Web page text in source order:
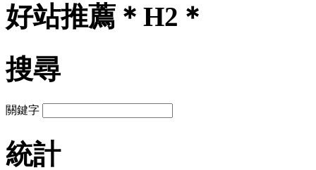
好站推薦＊H2＊
搜尋
關鍵字
統計